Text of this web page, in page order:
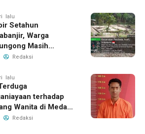
lalu
Setahun
Warga
Masih
Bantuan
Redaksi
lalu
terhadap
Wanita di Medan
Polisi
Redaksi